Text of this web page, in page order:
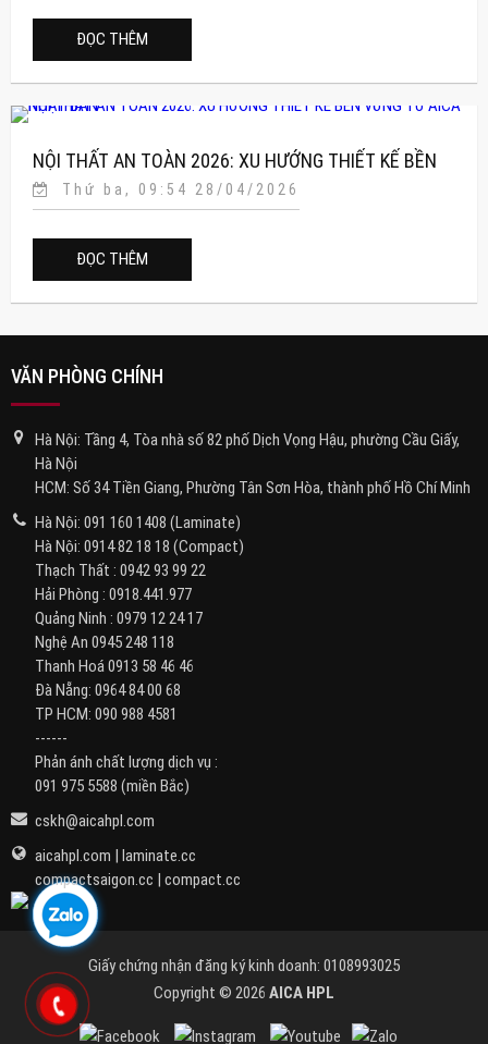
ĐỌC THÊM
NỘI THẤT AN TOÀN 2026: XU HƯỚNG THIẾT KẾ BỀN
VỮNG TỪ AICA NHẬT BẢN
Thứ ba, 09:54 28/04/2026
ĐỌC THÊM
VĂN PHÒNG CHÍNH
Hà Nội: Tầng 4, Tòa nhà số 82 phố Dịch Vọng Hậu, phường Cầu Giấy,
Hà Nội
HCM: Số 34 Tiền Giang, Phường Tân Sơn Hòa, thành phố Hồ Chí Minh
Hà Nội: 091 160 1408 (Laminate)
Hà Nội: 0914 82 18 18 (Compact)
Thạch Thất : 0942 93 99 22
Hải Phòng : 0918.441.977
Quảng Ninh : 0979 12 24 17
Nghệ An 0945 248 118
Thanh Hoá0913 58 46 46
Đà Nẵng: 0964 84 00 68
TP HCM: 090 988 4581
------
Phản ánh chất lượng dịch vụ :
091 975 5588 (miền Bắc)
cskh@aicahpl.com
aicahpl.com | laminate.cc
compactsaigon.cc | compact.cc
Giấy chứng nhận đăng ký kinh doanh: 0108993025
Copyright © 2026 AICA HPL